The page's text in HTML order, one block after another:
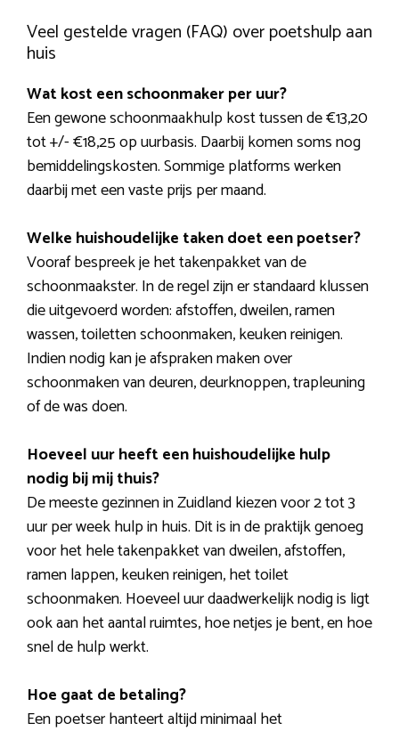
Veel gestelde vragen (FAQ) over poetshulp aan
huis
Wat kost een schoonmaker per uur?
Een gewone schoonmaakhulp kost tussen de €13,20
tot +/- €18,25 op uurbasis. Daarbij komen soms nog
bemiddelingskosten. Sommige platforms werken
daarbij met een vaste prijs per maand.
Welke huishoudelijke taken doet een poetser?
Vooraf bespreek je het takenpakket van de
schoonmaakster. In de regel zijn er standaard klussen
die uitgevoerd worden: afstoffen, dweilen, ramen
wassen, toiletten schoonmaken, keuken reinigen.
Indien nodig kan je afspraken maken over
schoonmaken van deuren, deurknoppen, trapleuning
of de was doen.
Hoeveel uur heeft een huishoudelijke hulp
nodig bij mij thuis?
De meeste gezinnen in Zuidland kiezen voor 2 tot 3
uur per week hulp in huis. Dit is in de praktijk genoeg
voor het hele takenpakket van dweilen, afstoffen,
ramen lappen, keuken reinigen, het toilet
schoonmaken. Hoeveel uur daadwerkelijk nodig is ligt
ook aan het aantal ruimtes, hoe netjes je bent, en hoe
snel de hulp werkt.
Hoe gaat de betaling?
Een poetser hanteert altijd minimaal het